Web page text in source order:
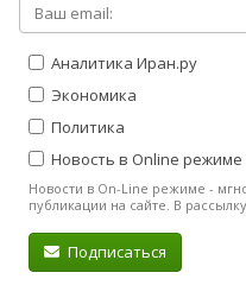
Аналитика Иран.ру
Экономика
Политика
Новость в Online режиме
Новости в On-Line режиме -
публикации на сайте. В
Подписаться